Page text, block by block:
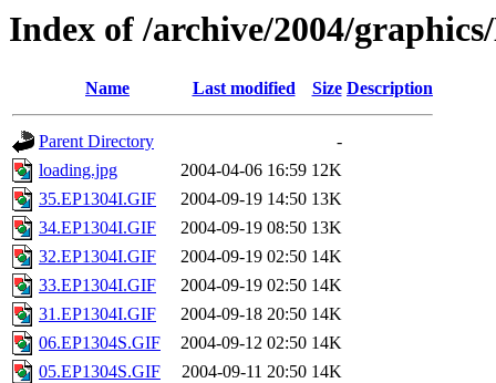
Index of /archive/2004/
Name Last modified Size Description
Parent Directory
-
loading.jpg
2004-04-06 16:59 12K
35.EP1304I.GIF
2004-09-19 14:50 13K
34.EP1304I.GIF
2004-09-19 08:50 13K
32.EP1304I.GIF
2004-09-19 02:50 14K
33.EP1304I.GIF
2004-09-19 02:50 14K
31.EP1304I.GIF
2004-09-18 20:50 14K
06.EP1304S.GIF
2004-09-12 02:50 14K
05.EP1304S.GIF
2004-09-11 20:50 14K